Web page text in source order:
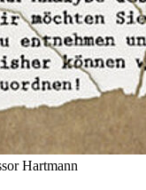
Hartmann